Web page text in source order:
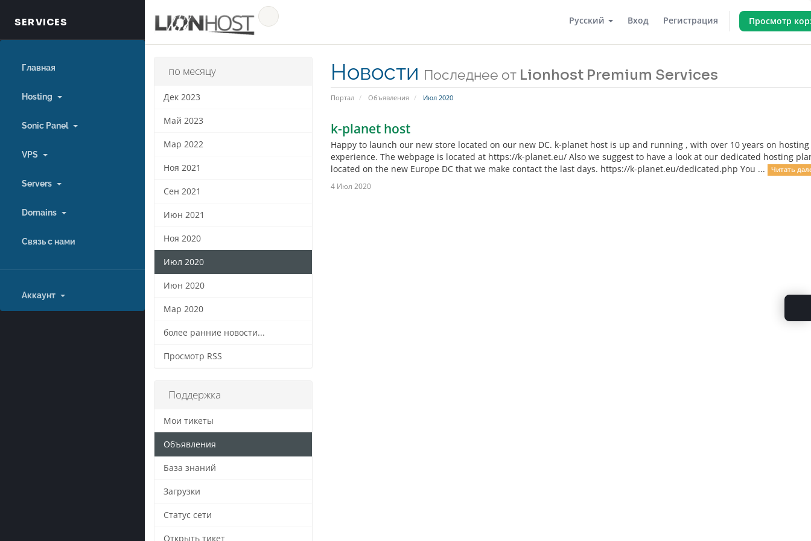
Русский Вход Регистрация Просмотр
Главная
Hosting
Sonic Panel
VPS
Servers
Domains
Связь с нами
Аккаунт
Новости Последнее от Lionhost Premium Services
Портал Объявления Июл 2020
по месяцу
Дек 2023
Май 2023
Мар 2022
Ноя 2021
Сен 2021
Июн 2021
Ноя 2020
Июл 2020
Июн 2020
Мар 2020
более ранние новости...
Просмотр RSS
k-planet host
Happy to launch our new store located on our new DC. k-planet host is up and running , with over 10 years on hosting
experience. The webpage is located at https://k-planet.eu/ Also we suggest to have a look at our dedicated hosting
located on the new Europe DC that we make contact the last days. https://k-planet.eu/dedicated.php You ...
Читать
4 Июл 2020
Поддержка
Мои тикеты
Объявления
База знаний
Загрузки
Статус сети
Открыть тикет